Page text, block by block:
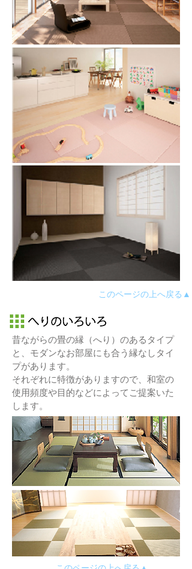
このページの上へ戻る▲
昔ながらの畳の縁（へり）のあるタイプ
と、モダンなお部屋にも合う縁なしタイ
プがあります。
それぞれに特徴がありますので、和室の
使用頻度や目的などによってご提案いた
します。